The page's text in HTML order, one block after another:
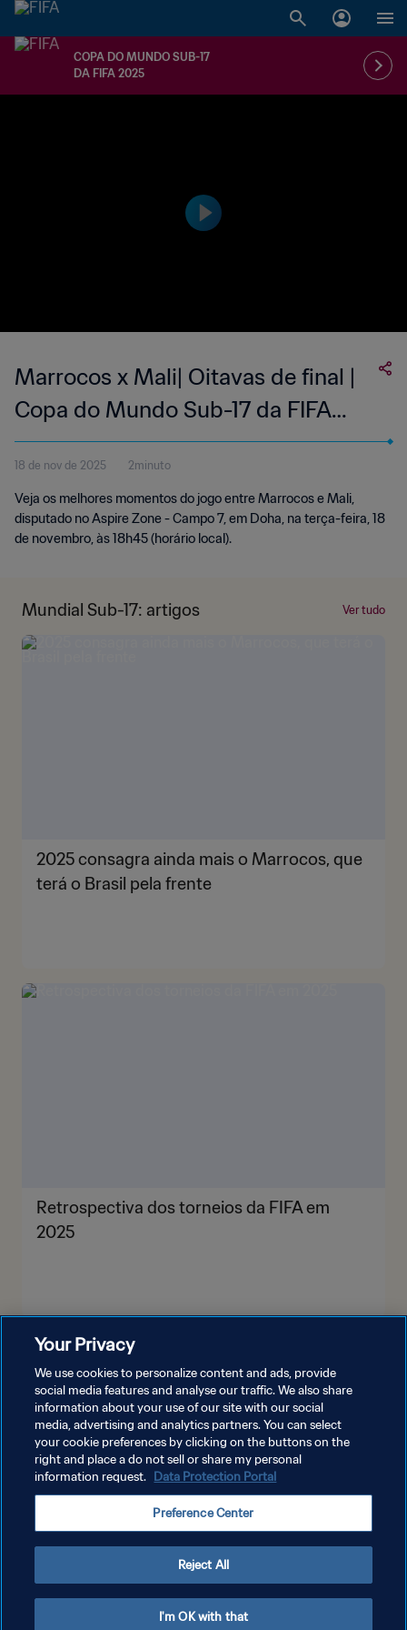
COPA DO MUNDO SUB-17
DA FIFA 2025
Marrocos x Mali| Oitavas de final |
Copa do Mundo Sub-17 da FIFA
Qatar 2025™ | Melhores momentos
18 de nov de 2025 2minuto
Veja os melhores momentos do jogo entre Marrocos e Mali,
disputado no Aspire Zone - Campo 7, em Doha, na terça-feira, 18
de novembro, às 18h45 (horário local).
Mundial Sub-17: artigos Ver tudo
2025 consagra ainda mais o Marrocos, que
terá o Brasil pela frente
Retrospectiva dos torneios da FIFA em
2025
POLÍTICA DE PRIVACIDADE
ADMINISTRAR AS PREFERÊNCIAS DE COOKIES
Copyright © 1994-2026 FIFA. Todos os direitos reservados.
Your Privacy
We use cookies to personalize content and ads, provide
social media features and analyse our traffic. We also share
information about your use of our site with our social
media, advertising and analytics partners. You can select
your cookie preferences by clicking on the buttons on the
right and place a do not sell or share my personal
information request. Data Protection Portal
Preference Center
Reject All
I'm OK with that